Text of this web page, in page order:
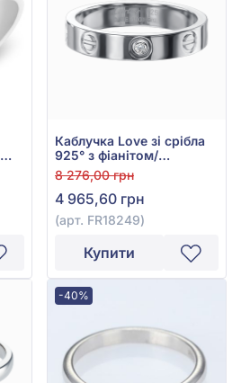
Каблучка Love зі срібла
925° з фіанітом/
куб.цирконієм, арт.
FR18249
8 276,00 грн
4 965,60 грн
(арт. FR18249)
Купити
-40%